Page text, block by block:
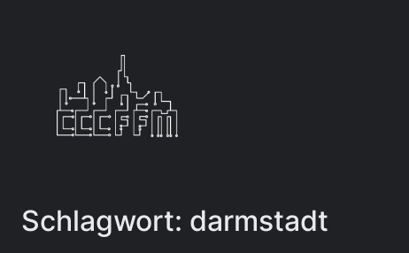
springen
Schlagwort: darmstadt